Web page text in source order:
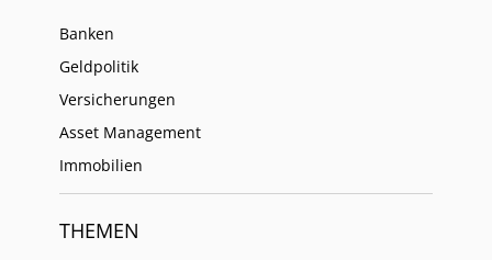
Banken
Geldpolitik
Versicherungen
Asset Management
Immobilien
THEMEN